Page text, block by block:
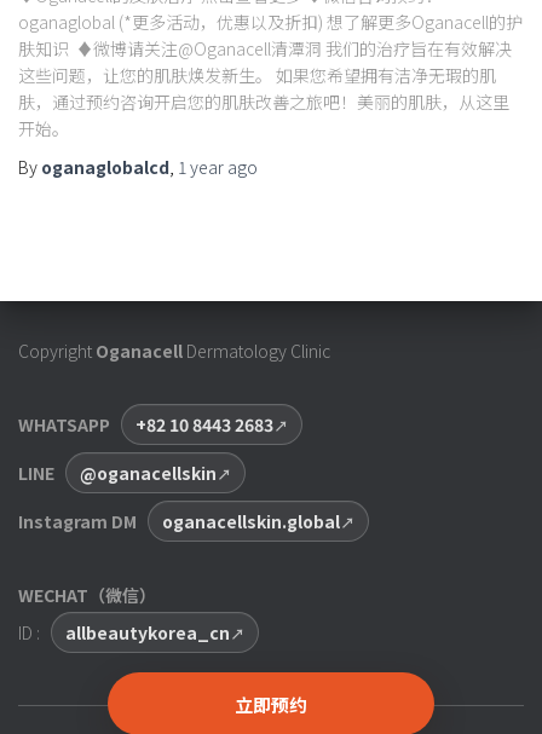
oganaglobal (*更多活动，优惠以及折扣) 想了解更多Oganacell的护
肤知识 ♦微博请关注@Oganacell清潭洞 我们的治疗旨在有效解决
这些问题，让您的肌肤焕发新生。 如果您希望拥有洁净无瑕的肌
肤，通过预约咨询开启您的肌肤改善之旅吧！美丽的肌肤，从这里
开始。
By oganaglobalcd 1 year ago
Copyright Oganacell Dermatology Clinic
WHATSAPP
+82 10 8443 2683
LINE
@oganacellskin
Instagram DM
oganacellskin.global
WECHAT（微信）
ID :
allbeautykorea_cn
立即预约